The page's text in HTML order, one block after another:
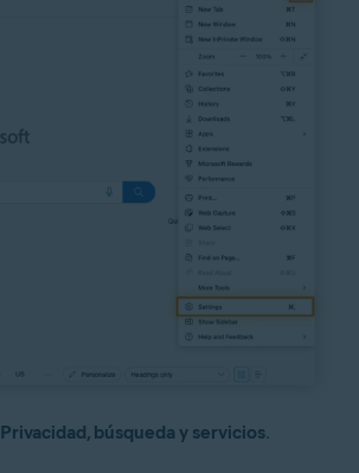
Privacidad, búsqueda y servicios.